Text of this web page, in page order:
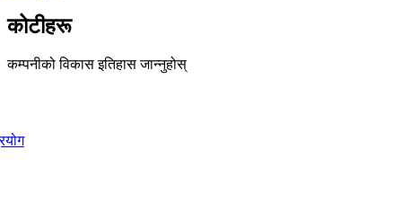
कोटीहरू
कम्पनीको विकास इतिहास जान्नुहोस्